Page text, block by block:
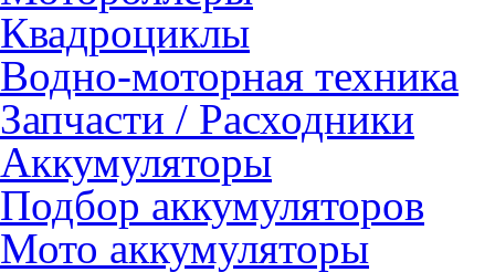
Квадроциклы
Водно-моторная техника
Запчасти / Расходники
Аккумуляторы
Подбор аккумуляторов
Мото аккумуляторы